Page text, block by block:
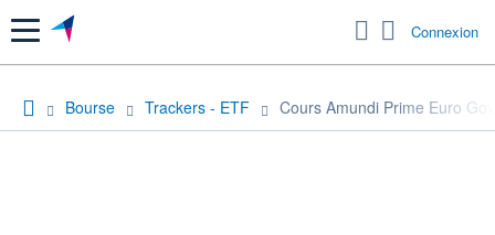
Menu Connexion
Bourse Trackers - ETF Cours Amundi Prime Euro